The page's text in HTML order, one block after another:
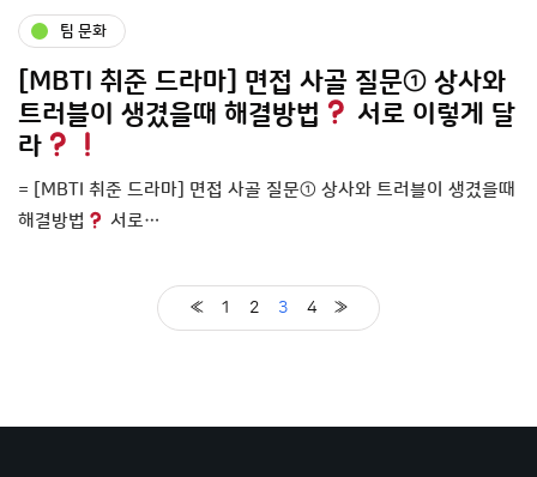
팀 문화
[MBTI 취준 드라마] 면접 사골 질문① 상사와
트러블이 생겼을때 해결방법
서로 이렇게 달
라
= [MBTI 취준 드라마] 면접 사골 질문① 상사와 트러블이 생겼을때
해결방법
서로…
« 1 2 3 4 »